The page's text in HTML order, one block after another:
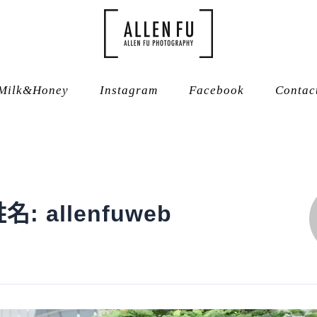
Instagram Facebook
名: allenfuweb